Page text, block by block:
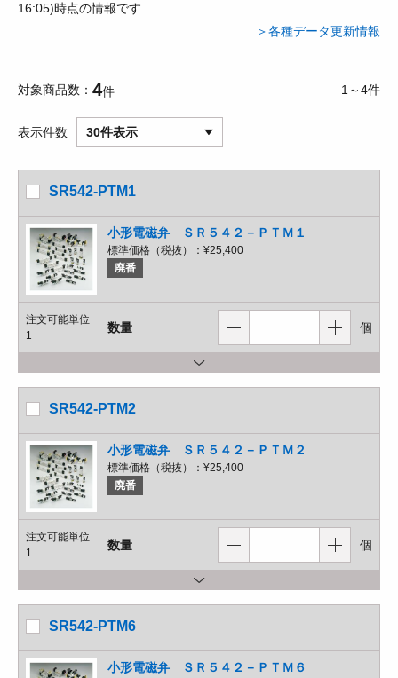
16:05)時点の情報です
＞各種データ更新情報
対象商品数 4件 1～4件
表示件数 30件表示
SR542-PTM1
小形電磁弁 ＳＲ５４２－ＰＴＭ１
標準価格（税抜）： ¥25,400
廃番
注文可能単位
1
数量 個
SR542-PTM2
小形電磁弁 ＳＲ５４２－ＰＴＭ２
標準価格（税抜）： ¥25,400
廃番
注文可能単位
1
数量 個
SR542-PTM6
小形電磁弁 ＳＲ５４２－ＰＴＭ６